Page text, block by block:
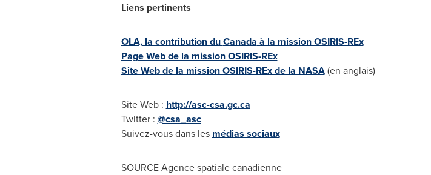
Liens pertinents
OLA, la contribution duCanada à la mission OSIRIS-REx
Page Web de la mission OSIRIS-REx
Site Web de la mission OSIRIS-REx de la NASA(en anglais)
Site Web : http://asc-csa.gc.ca
Twitter : @csa_asc
Suivez-vous dans les médias sociaux
SOURCE Agence spatiale canadienne